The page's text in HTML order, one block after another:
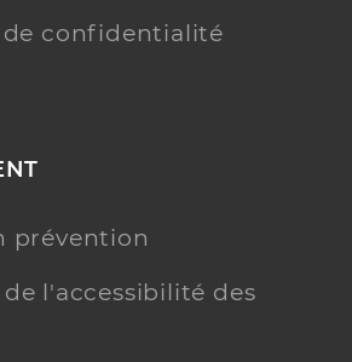
confidentialité
prévention
l'accessibilité des